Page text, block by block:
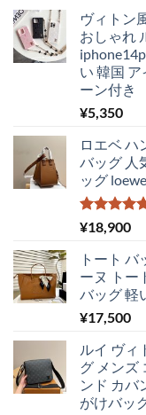
で
し
た
ヴィトン
おしゃれ
い 韓国
ーン付き
¥5,350
ロエベ ハ
バッグ 人
ッグ
5段階中
5.00の評価
¥18,900
トート バ
ーヌ トー
バッグ 軽
¥17,500
ルイ ヴィ
グ メンズ
ンド カバ
がけバッ